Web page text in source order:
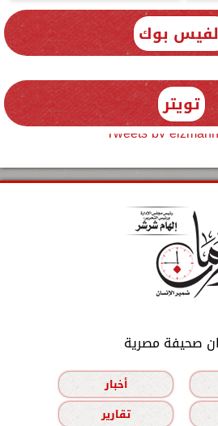
بوك
تويتر
Tweets by
صحيفة مصرية
أخبار
تقارير